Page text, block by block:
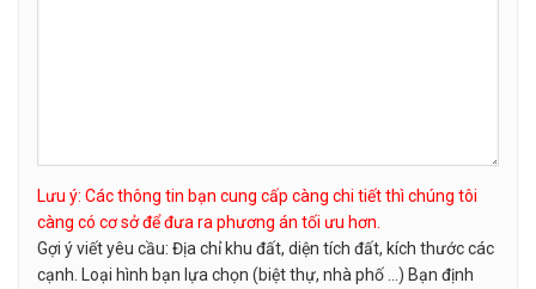
Lưu ý: Các thông tin bạn cung cấp càng chi tiết thì chúng tôi
càng có cơ sở để đưa ra phương án tối ưu hơn.
Gợi ý viết yêu cầu: Địa chỉ khu đất, diện tích đất, kích thước các
cạnh. Loại hình bạn lựa chọn (biệt thự, nhà phố …) Bạn định